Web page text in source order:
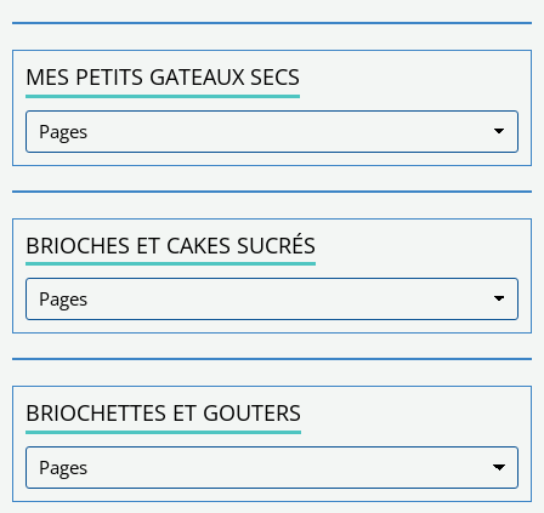
MES PETITS GATEAUX SECS
BRIOCHES ET CAKES SUCRÉS
BRIOCHETTES ET GOUTERS